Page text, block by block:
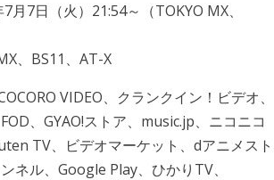
月7日（火）21:54～（TOKYO MX、
、BS11、AT-X
VIDEO、クランクイン！ビデオ、
、GYAO!ストア、music.jp、ニコニコ
TV、ビデオマーケット、dアニメスト
ネル、Google Play、ひかりTV、